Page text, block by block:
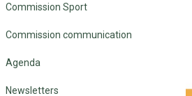
Commission Sport
Commission communication
Agenda
Newsletters